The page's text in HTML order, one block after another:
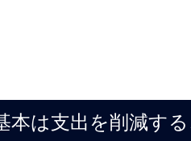
本は支出を削減する